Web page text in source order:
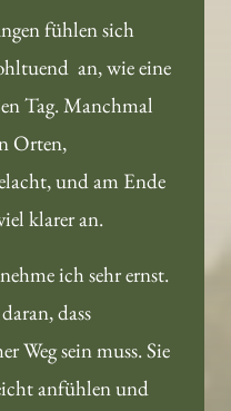
fühlen sich
an, wie eine
Tag. Manchmal
Orten,
und am Ende
klarer an.
ich sehr ernst.
dass
Weg sein muss. Sie
anfühlen und